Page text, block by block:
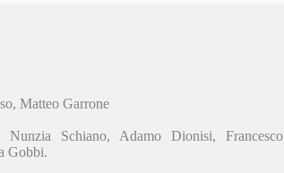
Matteo Garrone
Nunzia Schiano, Adamo Dionisi, Francesco
Gobbi.